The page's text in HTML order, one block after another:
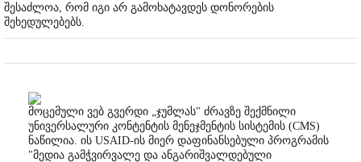
შესაძლოა, რომ იგი არ გამოხატავდეს დონორების
შეხედულებებს.
მოცემული ვებ გვერდი „ჯუმლას" ძრავზე შექმნილი
უნივერსალური კონტენტის მენეჯმენტის სისტემის (CMS)
ნაწილია. ის USAID-ის მიერ დაფინანსებული პროგრამის
"მედია გამჭვირვალე და ანგარიშვალდებული